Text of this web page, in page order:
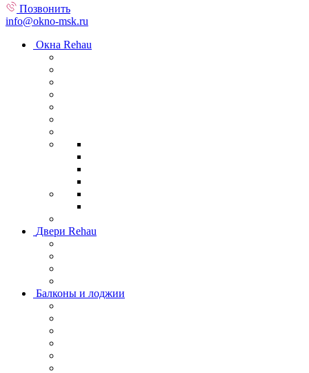
Позвонить
info@okno-msk.ru
Окна Rehau
Двери Rehau
Балконы и лоджии